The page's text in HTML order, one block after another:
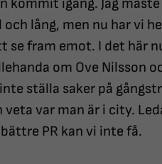
igång. Jag
lång, men nu har vi
fram emot. I det här
om Ove Nilsson
ställa saker på
var man är i city.
PR kan vi inte få.